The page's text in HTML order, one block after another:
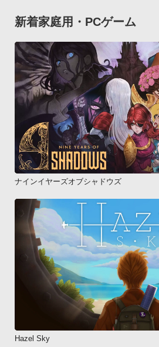
新着家庭用・PCゲーム
ナインイヤーズオブシャドウズ
Hazel Sky